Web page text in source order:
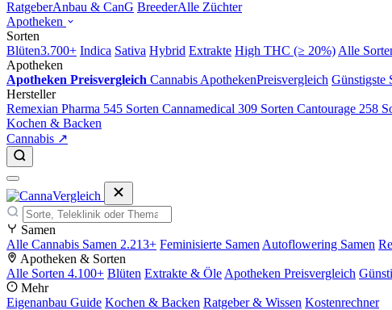
RatgeberAnbau & CanG BreederAlle Züchter
Apotheken
Sorten
Blüten3.700+ Indica Sativa Hybrid Extrakte High THC (≥ 20%) Alle
Apotheken
Apotheken Preisvergleich Cannabis ApothekenPreisvergleich Günstigste
Hersteller
Remexian Pharma 545 Sorten Cannamedical 309 Sorten Cantourage 258
Kochen & Backen
Cannabis ↗
Samen
Alle Cannabis Samen 2.213+ Feminisierte Samen Autoflowering Samen
Apotheken & Sorten
Alle Sorten 4.100+ Blüten Extrakte & Öle Apotheken Preisvergleich
Mehr
Eigenanbau Guide Kochen & Backen Ratgeber & Wissen Kostenrechner